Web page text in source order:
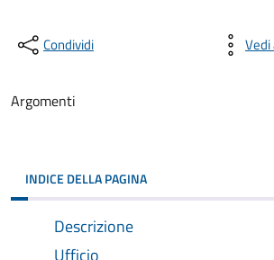
Condividi
Argomenti
INDICE DELLA PAGINA
Descrizione
Ufficio